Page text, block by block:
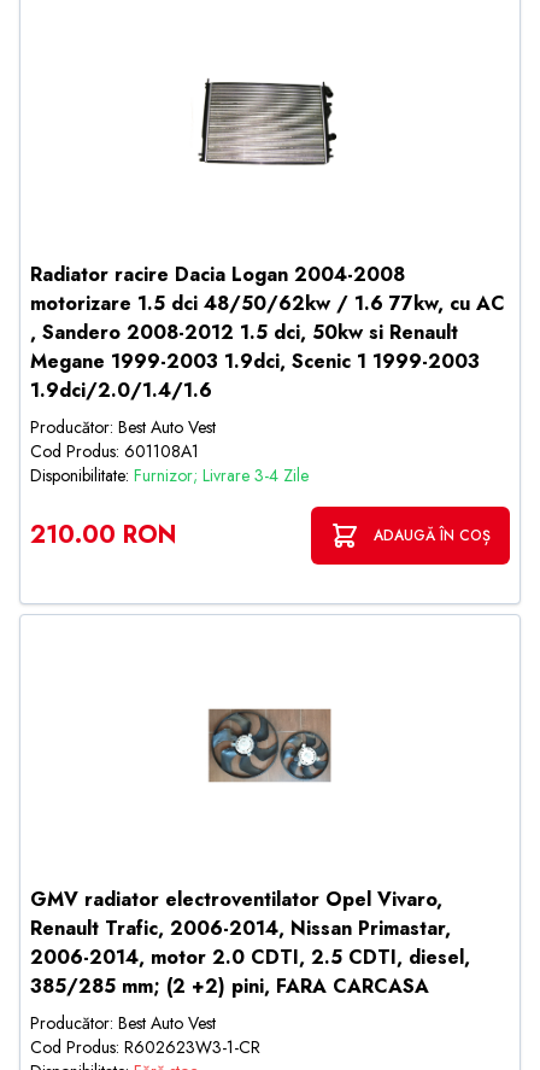
Radiator racire Dacia Logan 2004-2008
motorizare 1.5 dci 48/50/62kw / 1.6 77kw, cu AC
, Sandero 2008-2012 1.5 dci, 50kw si Renault
Megane 1999-2003 1.9dci, Scenic 1 1999-2003
1.9dci/2.0/1.4/1.6
Producător: Best Auto Vest
Cod Produs: 601108A1
Disponibilitate: Furnizor; Livrare 3-4 Zile
210.00 RON ADAUGĂ ÎN COȘ
GMV radiator electroventilator Opel Vivaro,
Renault Trafic, 2006-2014, Nissan Primastar,
2006-2014, motor 2.0 CDTI, 2.5 CDTI, diesel,
385/285 mm; (2 +2) pini, FARA CARCASA
Producător: Best Auto Vest
Cod Produs: R602623W3-1-CR